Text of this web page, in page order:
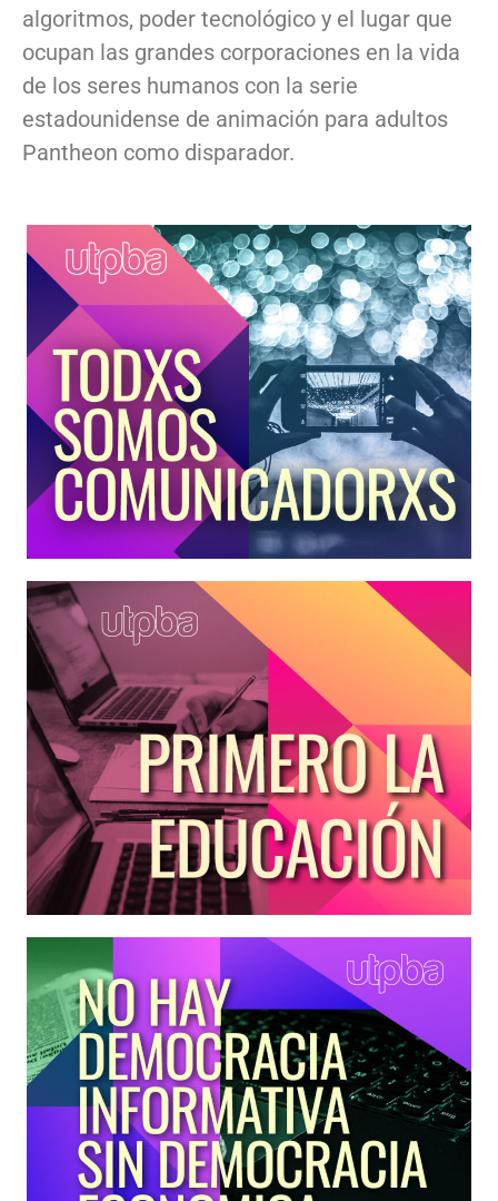
algoritmos, poder tecnológico y el lugar que
ocupan las grandes corporaciones en la vida
de los seres humanos con la serie
estadounidense de animación para adultos
Pantheon como disparador.